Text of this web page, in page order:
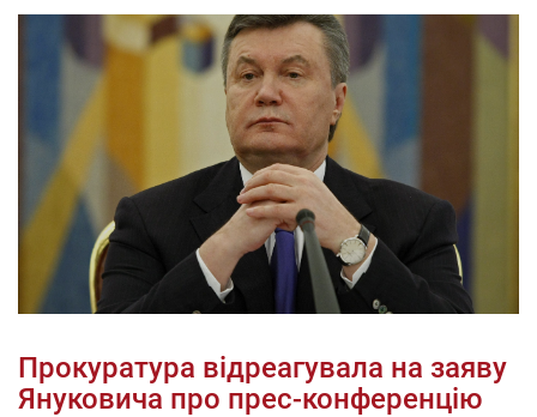
Прокуратура відреагувала на заяву
Януковича про прес-конференцію